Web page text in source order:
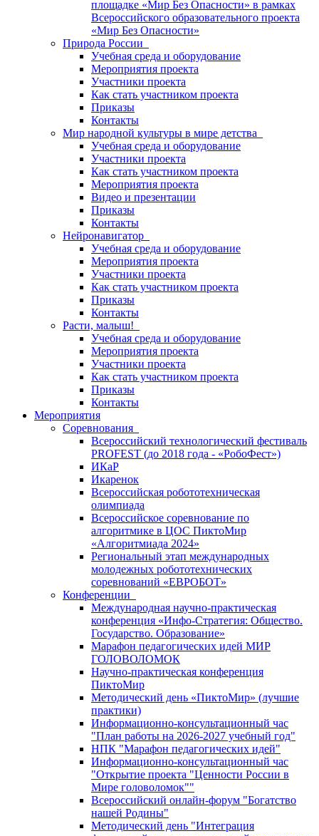
площадке «Мир Без Опасности» в рамках
Всероссийского образовательного проекта
«Мир Без Опасности»
Природа России
Учебная среда и оборудование
Мероприятия проекта
Участники проекта
Как стать участником проекта
Приказы
Контакты
Мир народной культуры в мире детства
Учебная среда и оборудование
Участники проекта
Как стать участником проекта
Мероприятия проекта
Видео и презентации
Приказы
Контакты
Нейронавигатор
Учебная среда и оборудование
Мероприятия проекта
Участники проекта
Как стать участником проекта
Приказы
Контакты
Расти, малыш!
Учебная среда и оборудование
Мероприятия проекта
Участники проекта
Как стать участником проекта
Приказы
Контакты
Мероприятия
Соревнования
Всероссийский технологический фестиваль
PROFEST (до 2018 года - «РобоФест»)
ИКаР
Икаренок
Всероссийская робототехническая
олимпиада
Всероссийское соревнование по
алгоритмике в ЦОС ПиктоМир
«Алгоритмиада 2024»
Региональный этап международных
молодежных робототехнических
соревнований «ЕВРОБОТ»
Конференции
Международная научно-практическая
конференция «Инфо-Стратегия: Общество.
Государство. Образование»
Марафон педагогических идей МИР
ГОЛОВОЛОМОК
Научно-практическая конференция
ПиктоМир
Методический день «ПиктоМир» (лучшие
практики)
Информационно-консультационный час
"План работы на 2026-2027 учебный год"
НПК "Марафон педагогических идей"
Информационно-консультационный час
"Открытие проекта "Ценности России в
Мире головоломок""
Всероссийский онлайн-форум "Богатство
нашей Родины"
Методический день "Интеграция